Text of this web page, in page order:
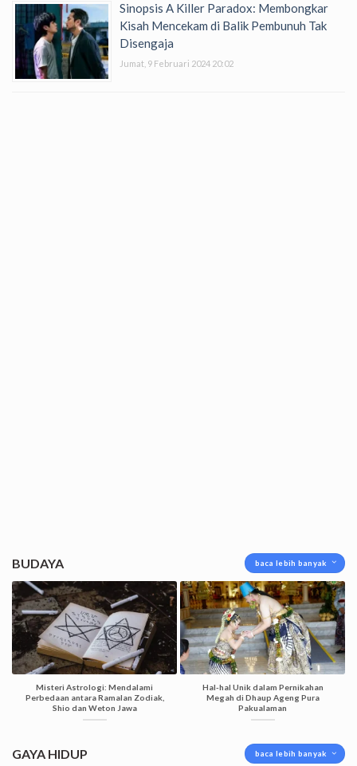
Sinopsis A Killer Paradox: Membongkar
Kisah Mencekam di Balik Pembunuh Tak
Disengaja
Jumat, 9 Februari 2024 20:02
BUDAYA baca lebih banyak
Misteri Astrologi: Mendalami
Perbedaan antara Ramalan Zodiak,
Shio dan Weton Jawa
Hal-hal Unik dalam Pernikahan
Megah di Dhaup Ageng Pura
Pakualaman
GAYA HIDUP baca lebih banyak